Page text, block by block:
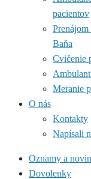
pacientov
Baňa
Cvičenie
Meranie
O nás
Kontakty
Napísali
Oznamy a
Dovolenky